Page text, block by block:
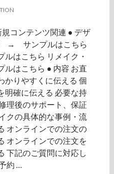
コンテンツ関連 ● デザ
→ サンプルはこちら
はこちら リメイク・
はこちら ● 内容 お直
かりやすくに伝える 個
明確に伝える 必要な持
理後のサポート、保証
クの具体的な事例・流
オンラインでの注文の
オンラインでの注文を
下記のご質問に対応し
約 …